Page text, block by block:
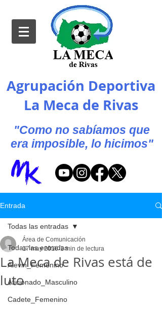
Agrupación Deportiva
La Meca de Rivas
"Como no sabíamos que
era imposible, lo hicimos"
Entrada
Todas las entradas
Alevin_Femenino
Aficionado_Masculino
Cadete_Femenino
Todas las entradas
La Meca de Rivas está de
luto
Área de Comunicación
17 may 2016 1 min de lectura